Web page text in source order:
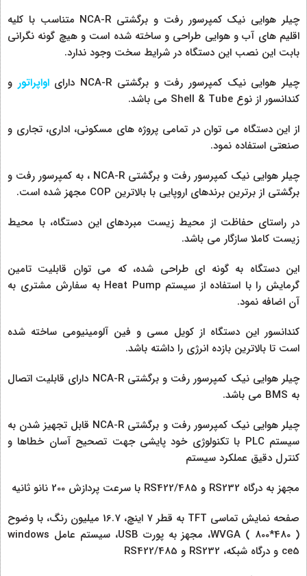
چیلر هوایی نیک کمپرسور رفت و برگشتی NCA-R متناسب با کلیه
اقلیم های آب و هوایی طراحی و ساخته شده است و هیچ گونه نگرانی
بابت این نصب این دستگاه در شرایط سخت وجود ندارد.
چیلر هوایی نیک کمپرسور رفت و برگشتی NCA-R دارای
اواپراتور و
کندانسور از نوع Shell & Tube می باشد.
از این دستگاه می توان در تمامی پروژه های مسکونی، اداری، تجاری و
صنعتی استفاده نمود.
چیلر هوایی نیک کمپرسور رفت و برگشتی NCA-R ، به کمپرسور رفت و
برگشتی از برترین برندهای اروپایی با بالاترین COP مجهز شده است.
در راستای حفاظت از محیط زیست مبردهای این دستگاه، با محیط
زیست کاملا سازگار می باشد.
این دستگاه به گونه ای طراحی شده، که می توان قابلیت تامین
گرمایش را با استفاده از سیستم Heat Pump به سفارش مشتری به
آن اضافه نمود.
کندانسور این دستگاه از کویل مسی و فین آلومینیومی ساخته شده
است تا بالاترین بازده انرژی را داشته باشد.
چیلر هوایی نیک کمپرسور رفت و برگشتی NCA-R دارای قابلیت اتصال
به BMS می باشد.
چیلر هوایی نیک کمپرسور رفت و برگشتی NCA-R قابل تجهیز شدن به
سیستم PLC با تکنولوژی خود پایشی جهت تصحیح آسان خطاها و
کنترل دقیق عملکرد سیستم
مجهز به درگاه RS232 و RS422/485 با سرعت پردازش 200 نانو ثانیه
صفحه نمایش تماسی TFT به قطر 7 اینچ، 16.7 میلیون رنگ، با وضوح
( 480*800 ) WVGA، مجهز به پورت USB، سیستم عامل windows
ce5 و درگاه شبکه، RS232 و RS422/485